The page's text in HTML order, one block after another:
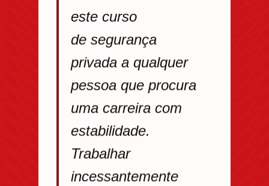
este curso
de segurança
privada a qualquer
pessoa que procura
uma carreira com
estabilidade.
Trabalhar
incessantemente